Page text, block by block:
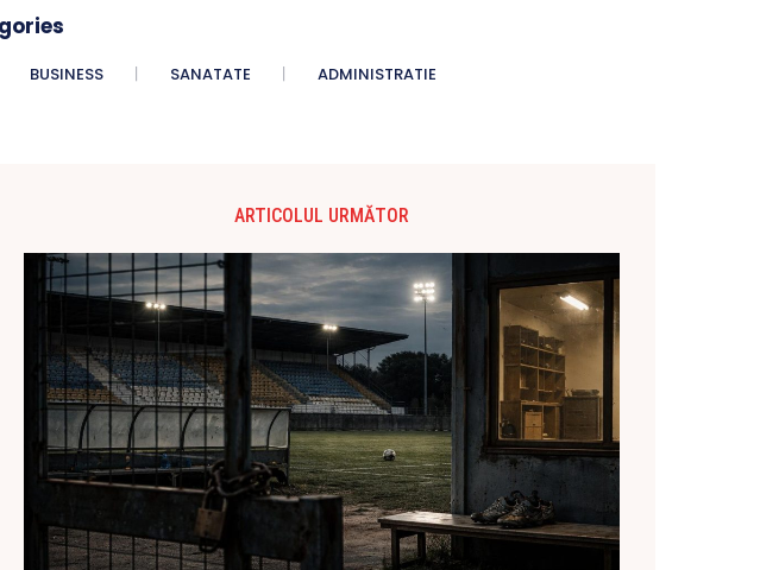
BUSINESS SANATATE ADMINISTRATIE
ARTICOLUL URMĂTOR